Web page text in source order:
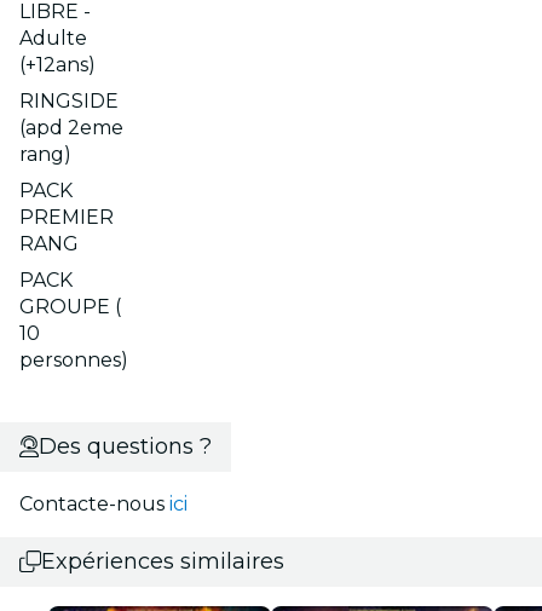
LIBRE -
Adulte
(+12ans)
RINGSIDE
(apd 2eme
rang)
PACK
PREMIER
RANG
PACK
GROUPE (
10
personnes)
Des questions ?
Contacte-nous ici
Expériences similaires